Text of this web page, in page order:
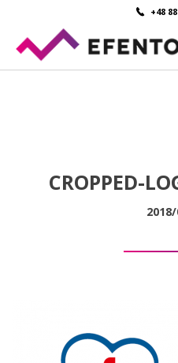
+48
CROPPED-